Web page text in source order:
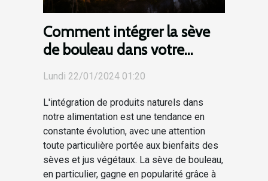
Comment intégrer la sève
de bouleau dans votre
routine alimentaire
quotidienne
Lundi 22/01/2024 01:20
L'intégration de produits naturels dans
notre alimentation est une tendance en
constante évolution, avec une attention
toute particulière portée aux bienfaits des
sèves et jus végétaux. La sève de bouleau,
en particulier, gagne en popularité grâce à